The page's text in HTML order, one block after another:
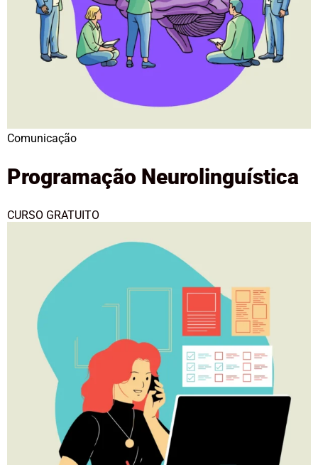
Comunicação
Programação Neurolinguística
CURSO GRATUITO